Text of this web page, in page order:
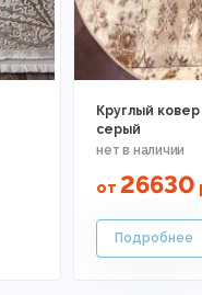
Круглый
серый
от 26630